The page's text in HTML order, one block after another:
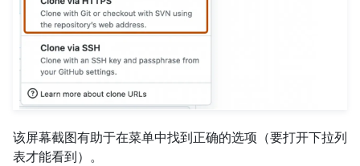
该屏幕截图有助于在菜单中找到正确的选项（要打开下拉列
表才能看到）。